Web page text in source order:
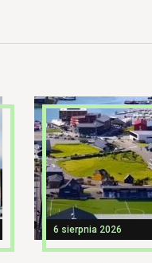
6 sierpnia 2026